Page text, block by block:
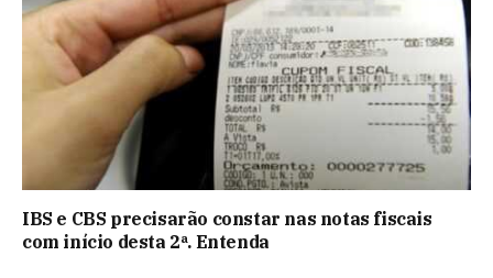
IBS e CBS precisarão constar nas notas fiscais
com início desta 2ª. Entenda